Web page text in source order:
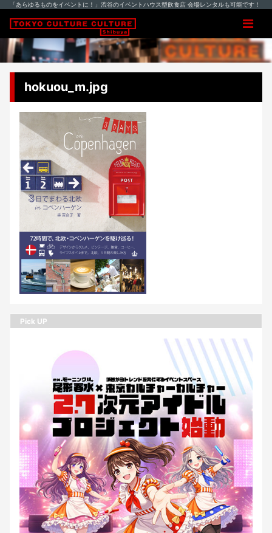
「あらゆるものをイベントに！」渋谷のイベントハウス型飲食店 会場レンタルも可能です！
hokuou_m.jpg
Pick UP